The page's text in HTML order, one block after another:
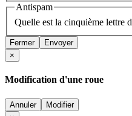
Antispam
Quelle est la cinquième lettre
Fermer
Envoyer
×
Modification d'une roue
Annuler
Modifier